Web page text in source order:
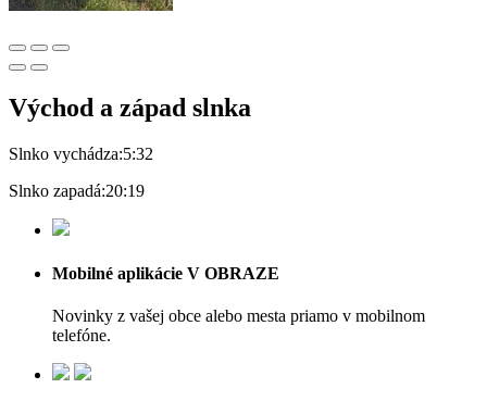
Východ a západ slnka
Slnko vychádza:5:32
Slnko zapadá:20:19
Mobilné aplikácie V OBRAZE
Novinky z vašej obce alebo mesta priamo v mobilnom
telefóne.